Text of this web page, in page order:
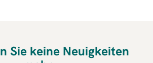
Sie keine Neuigkeiten